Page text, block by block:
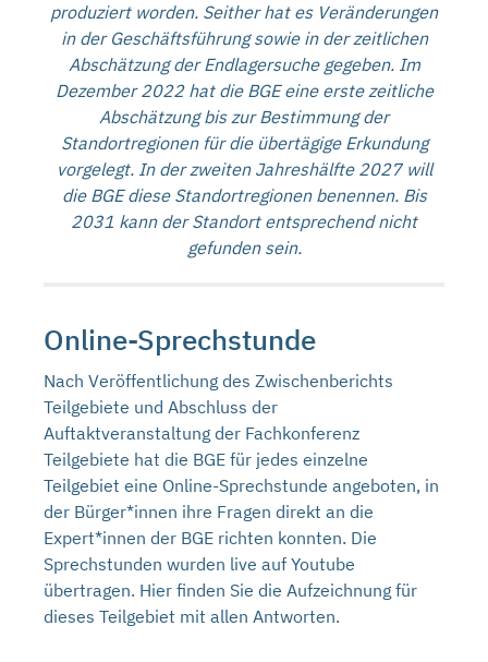
produziert worden. Seither hat es Veränderungen
in der Geschäftsführung sowie in der zeitlichen
Abschätzung der Endlagersuche gegeben. Im
Dezember 2022 hat die BGE eine erste zeitliche
Abschätzung bis zur Bestimmung der
Standortregionen für die übertägige Erkundung
vorgelegt. In der zweiten Jahreshälfte 2027 will
die BGE diese Standortregionen benennen. Bis
2031 kann der Standort entsprechend nicht
gefunden sein.
Online-Sprechstunde
Nach Veröffentlichung des Zwischenberichts
Teilgebiete und Abschluss der
Auftaktveranstaltung der Fachkonferenz
Teilgebiete hat die BGE für jedes einzelne
Teilgebiet eine Online-Sprechstunde angeboten, in
der Bürger*innen ihre Fragen direkt an die
Expert*innen der BGE richten konnten. Die
Sprechstunden wurden live auf Youtube
übertragen. Hier finden Sie die Aufzeichnung für
dieses Teilgebiet mit allen Antworten.